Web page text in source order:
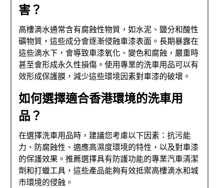
害？
高樓滴水通常含有腐蝕性物質，如水泥、鹽分和酸性
礦物質，這些成分會逐漸侵蝕車漆表面。長期暴露在
這些滴水下，會導致車漆氧化、變色和腐蝕，嚴重時
甚至會形成永久性損傷。使用專業的洗車用品可以有
效形成保護膜，減少這些環境因素對車漆的破壞。
如何選擇適合香港環境的洗車用
品？
在選擇洗車用品時，建議您考慮以下因素：抗污能
力、防腐蝕性、適應高濕度環境的特性，以及對車漆
的保護效果。推薦選擇具有防護功能的專業汽車清潔
劑和打蠟工具，這些產品能夠有效抵禦高樓滴水和城
市環境的侵蝕。